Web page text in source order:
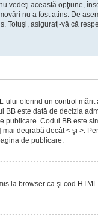
vedeţi această opţiune,
nu a fost atins. De
Totuşi, asiguraţi-vă că
ului oferind un control
BB este dată de decizia
publicare. Codul BB este
degrabă decât < şi >.
de publicare.
la browser ca şi cod